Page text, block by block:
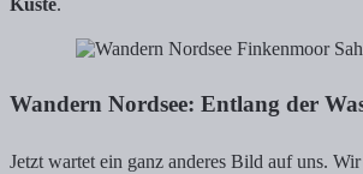
Wandern Nordsee: Entlang der
Jetzt wartet ein ganz anderes Bild auf uns.